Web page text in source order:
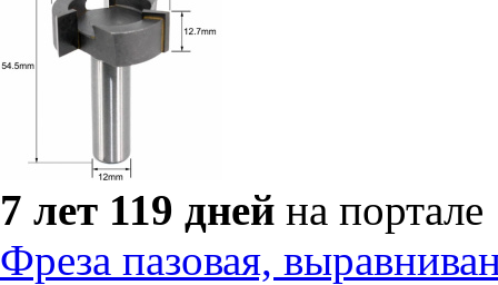
7 лет 119 дней на портале
Фреза пазовая,